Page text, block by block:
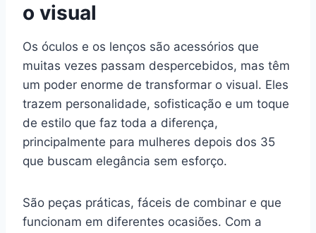
o visual
Os óculos e os lenços são acessórios que
muitas vezes passam despercebidos, mas têm
um poder enorme de transformar o visual. Eles
trazem personalidade, sofisticação e um toque
de estilo que faz toda a diferença,
principalmente para mulheres depois dos 35
que buscam elegância sem esforço.
São peças práticas, fáceis de combinar e que
funcionam em diferentes ocasiões. Com a